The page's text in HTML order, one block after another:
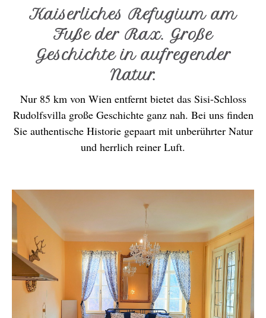
Kaiserliches Refugium am
Fuße der Rax. Große
Geschichte in aufregender
Natur.
Nur 85 km von Wien entfernt bietet das Sisi-Schloss
Rudolfsvilla große Geschichte ganz nah. Bei uns finden
Sie authentische Historie gepaart mit unberührter Natur
und herrlich reiner Luft.